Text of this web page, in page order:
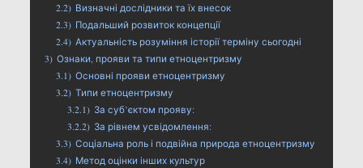
2.2) Визначні дослідники та їх внесок
2.3) Подальший розвиток концепції
2.4) Актуальність розуміння історії терміну сьогодні
3) Ознаки, прояви та типи етноцентризму
3.1) Основні прояви етноцентризму
3.2) Типи етноцентризму
3.2.1) За суб’єктом прояву:
3.2.2) За рівнем усвідомлення:
3.3) Соціальна роль і подвійна природа етноцентризму
3.4) Метод оцінки інших культур